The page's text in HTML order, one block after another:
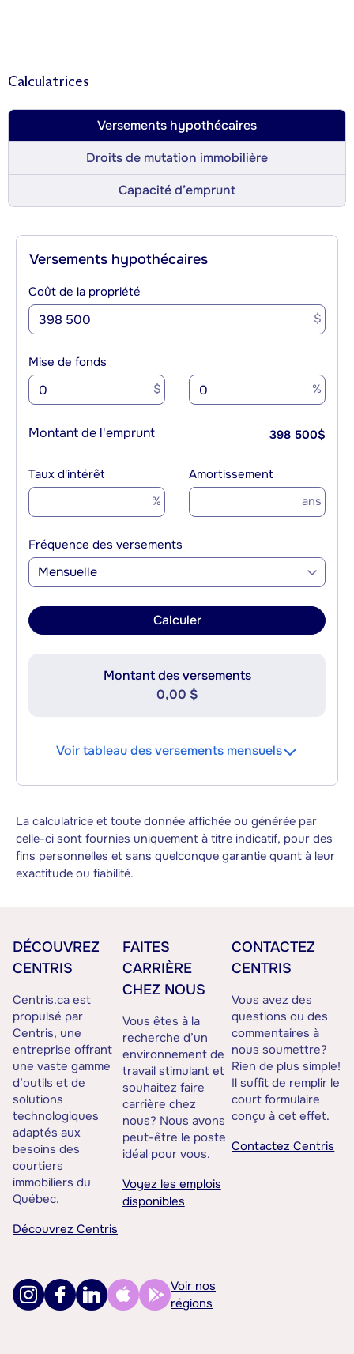
Calculatrices
Versements hypothécaires
Droits de mutation immobilière
Capacité d’emprunt
Versements hypothécaires
Coût de la propriété
$
Mise de fonds
$ %
Montant de l'emprunt 398 500$
Taux d'intérêt
%
Amortissement
ans
Fréquence des versements
Mensuelle
Calculer
Montant des versements
0,00 $
Voir tableau des versements mensuels
La calculatrice et toute donnée affichée ou générée par
celle-ci sont fournies uniquement à titre indicatif, pour des
fins personnelles et sans quelconque garantie quant à leur
exactitude ou fiabilité.
DÉCOUVREZ
CENTRIS
Centris.ca est
propulsé par
Centris, une
entreprise offrant
une vaste gamme
d’outils et de
solutions
technologiques
adaptés aux
besoins des
courtiers
immobiliers du
Québec.
Découvrez Centris
FAITES
CARRIÈRE
CHEZ NOUS
Vous êtes à la
recherche d’un
environnement de
travail stimulant et
souhaitez faire
carrière chez
nous? Nous avons
peut-être le poste
idéal pour vous.
Voyez les emplois
disponibles
CONTACTEZ
CENTRIS
Vous avez des
questions ou des
commentaires à
nous soumettre?
Rien de plus simple!
Il suffit de remplir le
court formulaire
conçu à cet effet.
Contactez Centris
Voir nos
régions